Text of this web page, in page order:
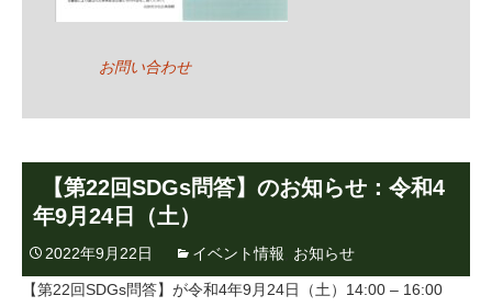
お問い合わせ
【第22回SDGs問答】のお知らせ：令和4
年9月24日（土）
2022年9月22日 イベント情報 お知らせ
【第22回SDGs問答】が令和4年9月24日（土）14:00 – 16:00